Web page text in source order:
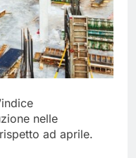
nelle
ad aprile.